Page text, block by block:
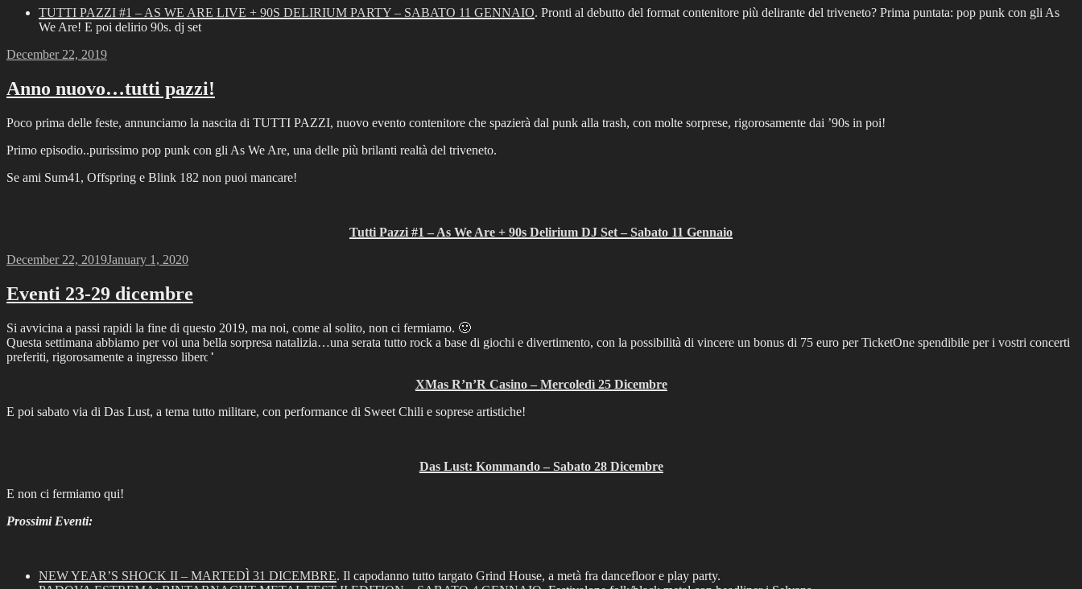
TUTTI PAZZI #1 – AS WE ARE LIVE + 90S DELIRIUM PARTY – SABATO 11 GENNAIO. Pronti al debutto del format contenitore più delirante del triveneto? Prima puntata: pop punk con gli As
We Are! E poi delirio 90s. dj set
Posted
December 22, 2019
Anno nuovo…tutti pazzi!
Poco prima delle feste, annunciamo la nascita di TUTTI PAZZI, nuovo evento contenitore che spazierà dal punk alla trash, con molte sorprese, rigorosamente dai ’90s in poi!
Primo episodio..purissimo pop punk con gli As We Are, una delle più brilanti realtà del triveneto.
Se ami Sum41, Offspring e Blink 182 non puoi mancare!
Tutti Pazzi #1 – As We Are + 90s Delirium DJ Set – Sabato 11 Gennaio
Posted
December 22, 2019January 1, 2020
Eventi 23-29 dicembre
Si avvicina a passi rapidi la fine di questo 2019, ma noi, come al solito, non ci fermiamo. 🙂
Questa settimana abbiamo per voi una bella sorpresa natalizia…una serata tutto rock a base di giochi e divertimento, con la possibilità di vincere un bonus di 75 euro per TicketOne spendibile per i vostri concerti
preferiti, rigorosamente a ingresso libero!
XMas R’n’R Casino – Mercoledì 25 Dicembre
E poi sabato via di Das Lust, a tema tutto militare, con performance di Sweet Chili e soprese artistiche!
Das Lust: Kommando – Sabato 28 Dicembre
E non ci fermiamo qui!
Prossimi Eventi:
NEW YEAR’S SHOCK II – MARTEDÌ 31 DICEMBRE. Il capodanno tutto targato Grind House, a metà fra dancefloor e play party.